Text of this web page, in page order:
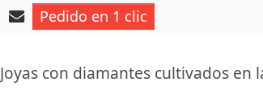
Pedido en 1 clic
Joyas con diamantes cultivados en